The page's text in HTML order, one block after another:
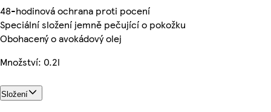
48-hodinová ochrana proti pocení
Speciální složení jemně pečující o pokožku
Obohacený o avokádový olej
Množství: 0.2l
Složení